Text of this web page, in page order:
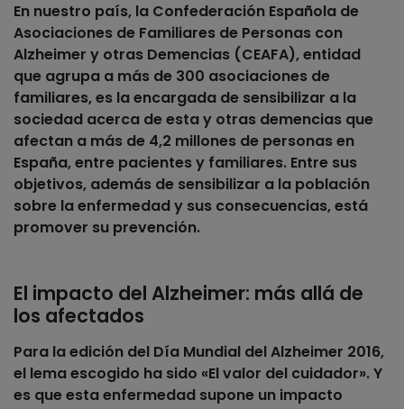
En nuestro país, la Confederación Española de
Asociaciones de Familiares de Personas con
Alzheimer y otras Demencias (CEAFA), entidad
que agrupa a más de 300 asociaciones de
familiares, es la encargada de sensibilizar a la
sociedad acerca de esta y otras demencias que
afectan a más de 4,2 millones de personas en
España, entre pacientes y familiares. Entre sus
objetivos, además de sensibilizar a la población
sobre la enfermedad y sus consecuencias, está
promover su prevención.
El impacto del Alzheimer: más allá de
los afectados
Para la edición del Día Mundial del Alzheimer 2016,
el lema escogido ha sido «El valor del cuidador». Y
es que esta enfermedad supone un impacto